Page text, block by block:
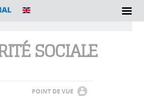
SOCIALE
POINT DE VUE